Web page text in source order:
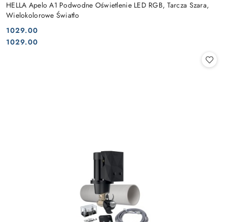
HELLA Apelo A1 Podwodne Oświetlenie LED RGB, Tarcza Szara,
Wielokolorowe Światło
Cena:
1029.00
Cena:
1029.00